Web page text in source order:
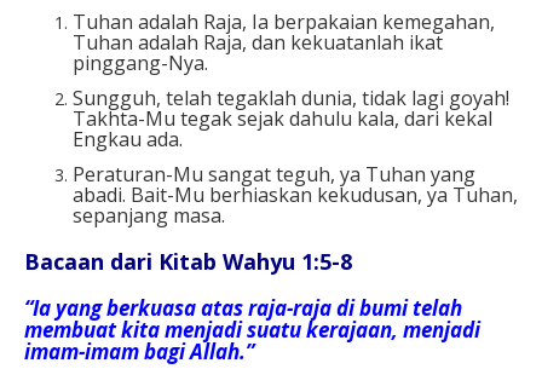
Tuhan adalah Raja, Ia berpakaian kemegahan,
Tuhan adalah Raja, dan kekuatanlah ikat
pinggang-Nya.
Sungguh, telah tegaklah dunia, tidak lagi goyah!
Takhta-Mu tegak sejak dahulu kala, dari kekal
Engkau ada.
Peraturan-Mu sangat teguh, ya Tuhan yang
abadi. Bait-Mu berhiaskan kekudusan, ya Tuhan,
sepanjang masa.
Bacaan dari Kitab Wahyu 1:5-8
“Ia yang berkuasa atas raja-raja di bumi telah
membuat kita menjadi suatu kerajaan, menjadi
imam-imam bagi Allah.”